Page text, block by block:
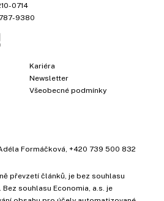
0714
9380
Kariéra
Newsletter
Všeobecné podmínky
Formáčková, +420 739 500 832
převzetí článků, je bez souhlasu
souhlasu Economia, a.s. je